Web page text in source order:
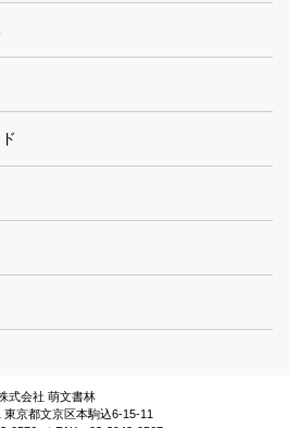
式会社 萌文書林
東京都文京区本駒込6-15-11